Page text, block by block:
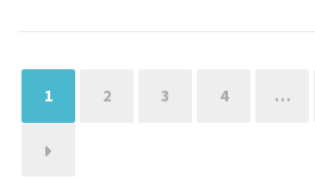
1 2 3 4 …
→